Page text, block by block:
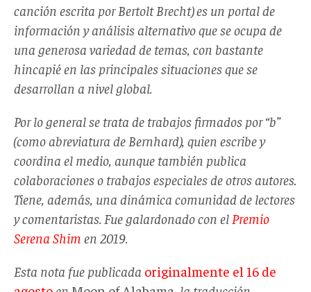
canción escrita por Bertolt Brecht) es un portal de
información y análisis alternativo que se ocupa de
una generosa variedad de temas, con bastante
hincapié en las principales situaciones que se
desarrollan a nivel global.
Por lo general se trata de trabajos firmados por “b”
(como abreviatura de Bernhard), quien escribe y
coordina el medio, aunque también publica
colaboraciones o trabajos especiales de otros autores.
Tiene, además, una dinámica comunidad de lectores
y comentaristas. Fue galardonado con el Premio
Serena Shim en 2019.
Esta nota fue publicada originalmente el 16 de